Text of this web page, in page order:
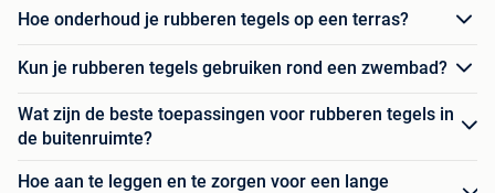
Hoe onderhoud je rubberen tegels op een terras?
Kun je rubberen tegels gebruiken rond een zwembad?
Wat zijn de beste toepassingen voor rubberen tegels in
de buitenruimte?
Hoe aan te leggen en te zorgen voor een lange